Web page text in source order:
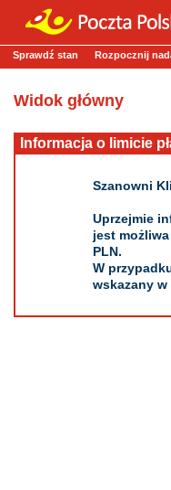
Sprawdź stan Rozpocznij
Widok główny
Informacja o limicie
Szanowni
Uprzejmie
jest
PLN.
W
wskazany